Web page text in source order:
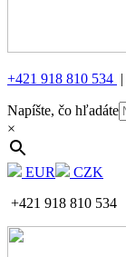
+421 918 810 534 |
Napíšte, čo hľadáte
×
EUR
CZK
+421 918 810 534